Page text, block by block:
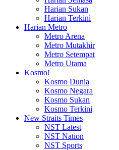
Harian Sukan
Harian Terkini
Harian Metro
Metro Arena
Metro Mutakhir
Metro Setempat
Metro Utama
Kosmo!
Kosmo Dunia
Kosmo Negara
Kosmo Sukan
Kosmo Terkini
New Straits Times
NST Latest
NST Nation
NST Sports